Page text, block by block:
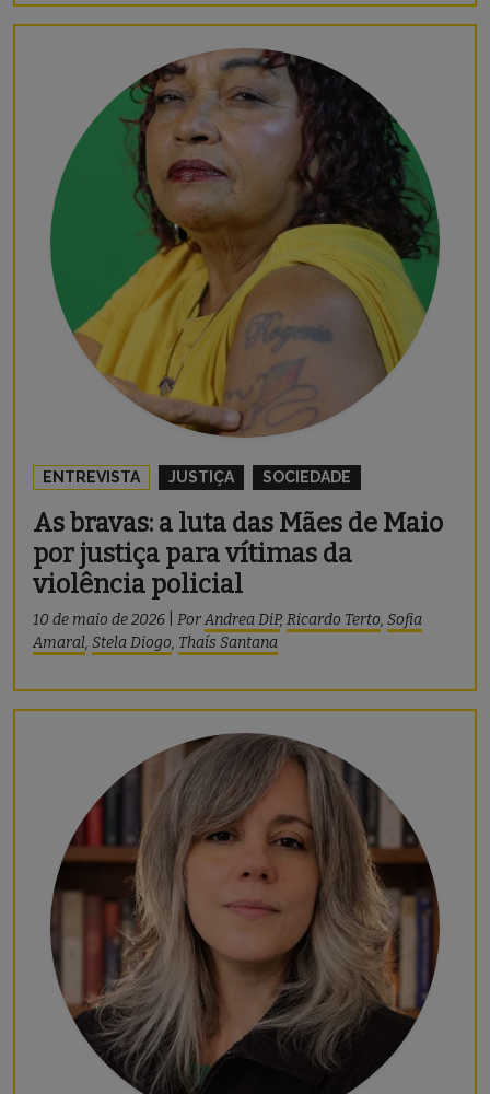
ENTREVISTA JUSTIÇA SOCIEDADE
As bravas: a luta das Mães de Maio
por justiça para vítimas da
violência policial
10 de maio de 2026 PorAndrea DiP, Ricardo Terto, Sofia
Amaral, Stela Diogo, Thaís Santana